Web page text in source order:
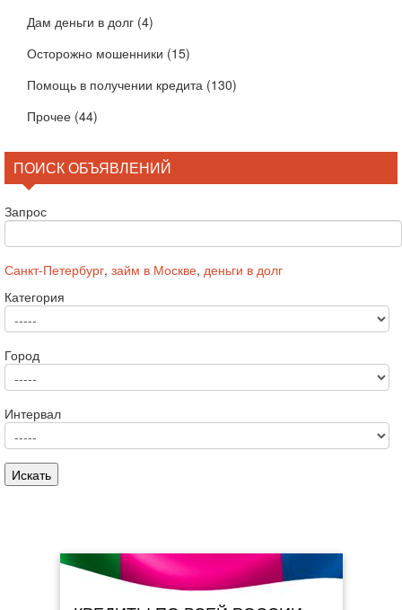
Дам деньги в долг (4)
Осторожно мошенники (15)
Помощь в получении кредита (130)
Прочее (44)
ПОИСК ОБЪЯВЛЕНИЙ
Запрос
Санкт-Петербург, займ в Москве, деньги в долг
Категория
Город
Интервал